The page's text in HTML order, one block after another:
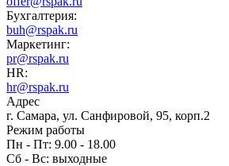
Бухгалтерия:
buh@rspak.ru
Маркетинг:
pr@rspak.ru
HR:
hr@rspak.ru
Адрес
г. Самара, ул. Санфировой, 95, корп.2
Режим работы
Пн - Пт: 9.00 - 18.00
Сб - Вс: выходные